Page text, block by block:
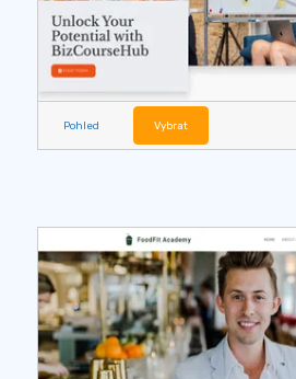
Pohled Vybrat